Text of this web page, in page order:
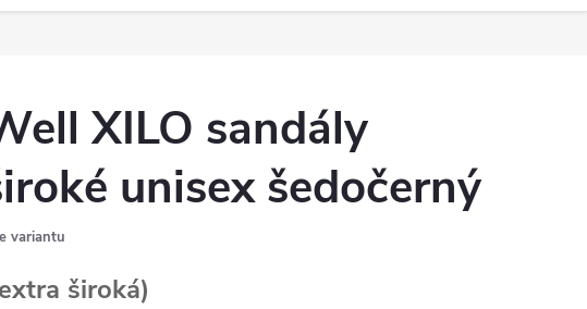
XILO sandály
unisex šedočerný
variantu
široká)